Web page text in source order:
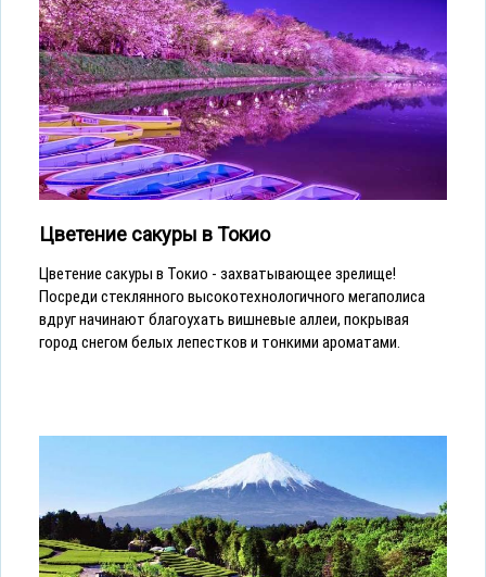
Цветение сакуры в Токио
Цветение сакуры в Токио - захватывающее зрелище!
Посреди стеклянного высокотехнологичного мегаполиса
вдруг начинают благоухать вишневые аллеи, покрывая
город снегом белых лепестков и тонкими ароматами.